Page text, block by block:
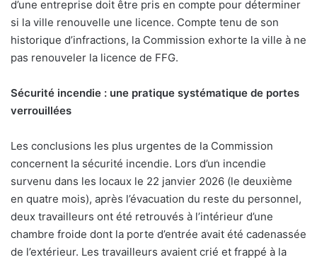
d’une entreprise doit être pris en compte pour déterminer
si la ville renouvelle une licence. Compte tenu de son
historique d’infractions, la Commission exhorte la ville à ne
pas renouveler la licence de FFG.
Sécurité incendie : une pratique systématique de portes
verrouillées
Les conclusions les plus urgentes de la Commission
concernent la sécurité incendie. Lors d’un incendie
survenu dans les locaux le 22 janvier 2026 (le deuxième
en quatre mois), après l’évacuation du reste du personnel,
deux travailleurs ont été retrouvés à l’intérieur d’une
chambre froide dont la porte d’entrée avait été cadenassée
de l’extérieur. Les travailleurs avaient crié et frappé à la